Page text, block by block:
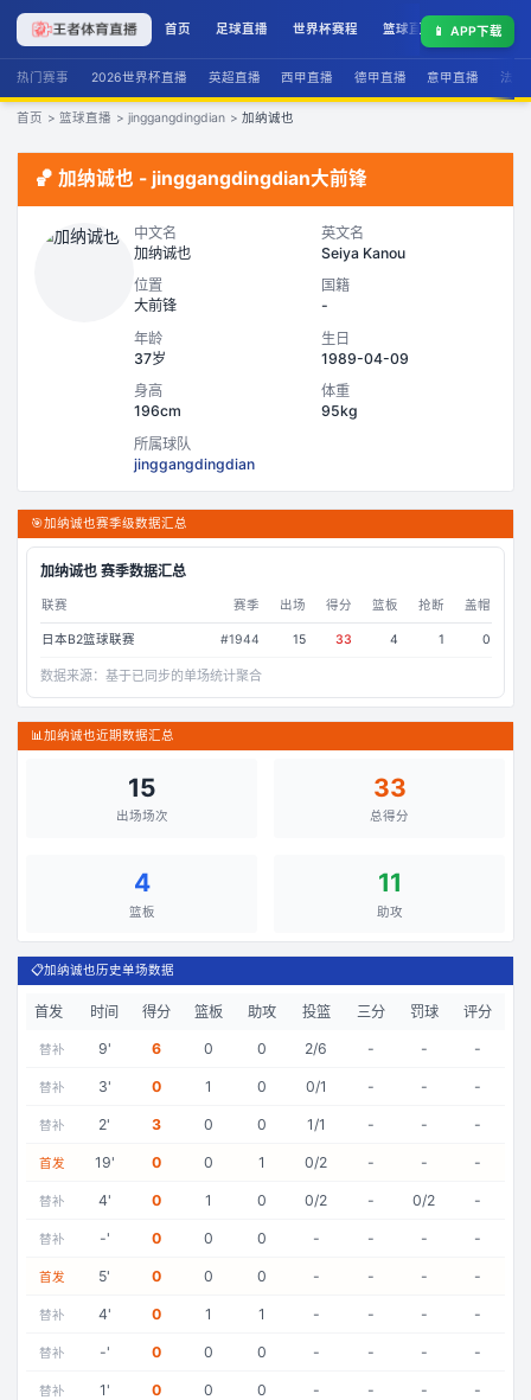
首页 足球直播 世界杯赛程 篮球直播 联赛积分
📱 APP下载
热门赛事 2026世界杯直播 英超直播 西甲直播 德甲直播 意甲直播 法甲
首页 > 篮球直播 > jinggangdingdian > 加纳诚也
🏀 加纳诚也 - jinggangdingdian大前锋
中文名
加纳诚也
英文名
Seiya Kanou
位置
大前锋
国籍
-
年龄
37岁
生日
1989-04-09
身高
196cm
体重
95kg
所属球队
jinggangdingdian
🎯加纳诚也赛季级数据汇总
加纳诚也赛季数据汇总
联赛 赛季 出场 得分 篮板 抢断 盖帽
日本B2篮球联赛 #1944 15 33 4 1 0
数据来源： 基于已同步的单场统计聚合
📊加纳诚也近期数据汇总
15
出场场次
33
总得分
4
篮板
11
助攻
📋加纳诚也历史单场数据
首发 时间 得分 篮板 助攻 投篮 三分 罚球 评分
替补 9' 6 0 0 2/6 - - -
替补 3' 0 1 0 0/1 - - -
替补 2' 3 0 0 1/1 - - -
首发 19' 0 0 1 0/2 - - -
替补 4' 0 1 0 0/2 - 0/2 -
替补 -' 0 0 0 - - - -
首发 5' 0 0 0 - - - -
替补 4' 0 1 1 - - - -
替补 -' 0 0 0 - - - -
替补 1' 0 0 0 - - - -